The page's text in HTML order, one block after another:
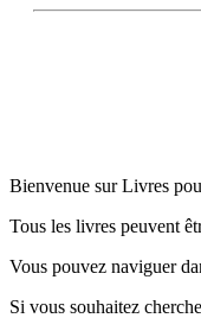
Bienvenue sur Livres
Tous les livres peuvent
Vous pouvez naviguer
Si vous souhaitez